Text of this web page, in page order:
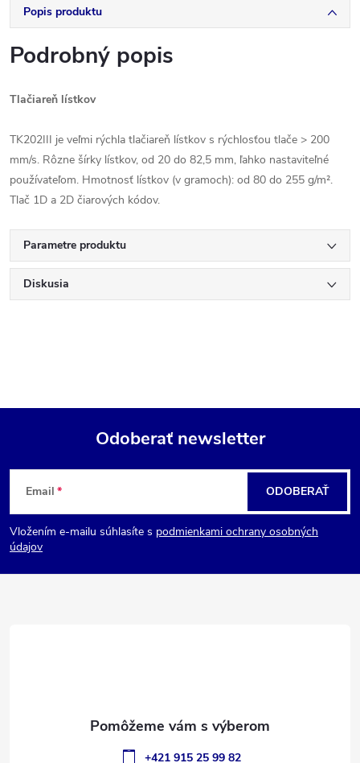
Popis produktu
Podrobný popis
Tlačiareň lístkov
TK202III je veľmi rýchla tlačiareň lístkov s rýchlosťou tlače > 200
mm/s. Rôzne šírky lístkov, od 20 do 82,5 mm, ľahko nastaviteľné
používateľom. Hmotnosť lístkov (v gramoch): od 80 do 255 g/m².
Tlač 1D a 2D čiarových kódov.
Parametre produktu
Diskusia
Z
á
p
Odoberať newsletter
Email
Vložením e-mailu súhlasíte s podmienkami ochrany osobných
údajov
ODOBERAŤ
+421 915 25 99 82